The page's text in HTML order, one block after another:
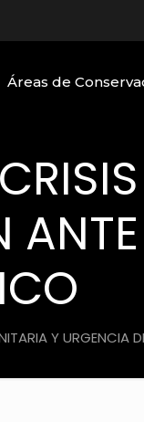
Áreas de
Y URGENCIA